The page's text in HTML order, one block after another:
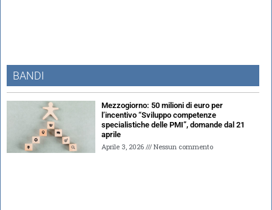
BANDI
Mezzogiorno: 50 milioni di euro per
l’incentivo “Sviluppo competenze
specialistiche delle PMI”, domande dal 21
aprile
Aprile 3, 2026
Nessun commento